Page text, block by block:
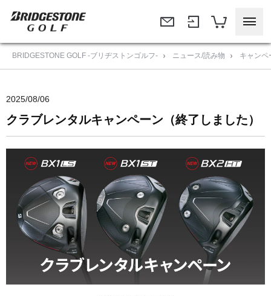
BRIDGESTONE GOLF -ブリヂストンゴルフ- ニュース/読み物 キャンペ
2025/08/06
クラブレンタルキャンペーン（終了しました）